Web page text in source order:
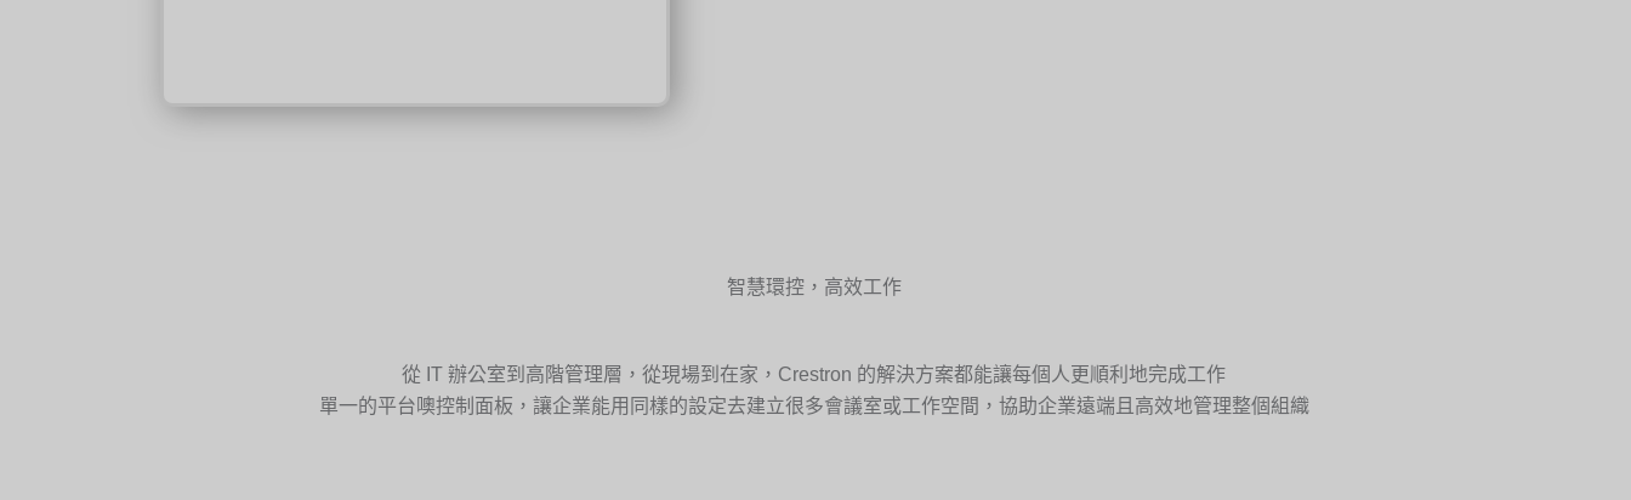
智慧環控，高效工作
從 IT 辦公室到高階管理層，從現場到在家，Crestron 的解決方案都能讓每個人更順利地完成工作
單一的平台噢控制面板 ，讓企業能用同樣的設定去建立很多會議室或工作空間 ，協助企業遠端且高效地管理整個組織